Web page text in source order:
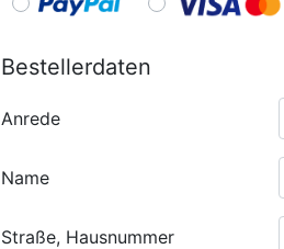
Bestellerdaten
Anrede
Name
Straße, Hausnummer